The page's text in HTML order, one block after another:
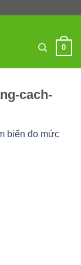
0
cach-
biến đo mức